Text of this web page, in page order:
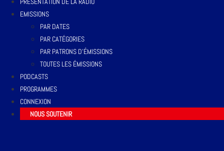
EMISSIONS
PAR DATES
PAR CATÉGORIES
PAR PATRONS D’ÉMISSIONS
TOUTES LES ÉMISSIONS
PODCASTS
PROGRAMMES
CONNEXION
NOUS SOUTENIR